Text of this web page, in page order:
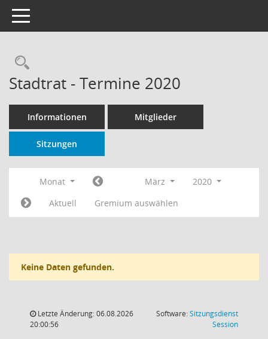
Toggle navigation
Rechercheauswahl
Stadtrat - Termine 2020
Informationen Mitglieder
Sitzungen
Monat März
2020
Aktuell
Gremium auswählen
Keine Daten gefunden.
Letzte Änderung: 06.08.2026
20:00:56
Software:Sitzungsdienst
Session(Wird in